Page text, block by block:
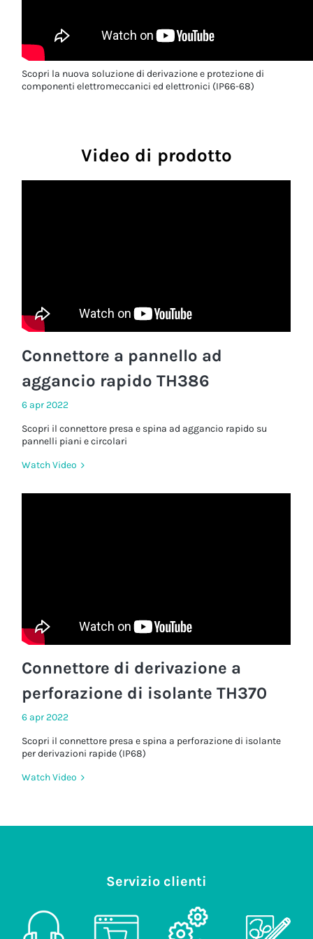
Scopri la nuova soluzione di derivazione e protezione di
componenti elettromeccanici ed elettronici (IP66-68)
Video di prodotto
Connettore a pannello ad
aggancio rapido TH386
6 apr 2022
Scopri il connettore presa e spina ad aggancio rapido su
pannelli piani e circolari
Watch Video
Connettore di derivazione a
perforazione di isolante TH370
6 apr 2022
Scopri il connettore presa e spina a perforazione di isolante
per derivazioni rapide (IP68)
Watch Video
Servizio clienti